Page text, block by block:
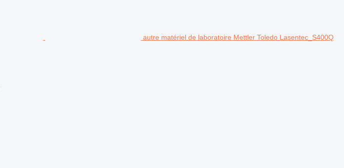
autre matériel de laboratoire Mettler Toledo Lasentec_S400Q